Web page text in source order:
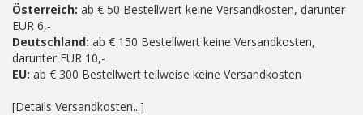
Österreich: ab € 50 Bestellwert keine Versandkosten, darunter
EUR 6,-
Deutschland: ab € 150 Bestellwert keine Versandkosten,
darunter EUR 10,-
EU: ab € 300 Bestellwert teilweise keine Versandkosten
[Details Versandkosten...]